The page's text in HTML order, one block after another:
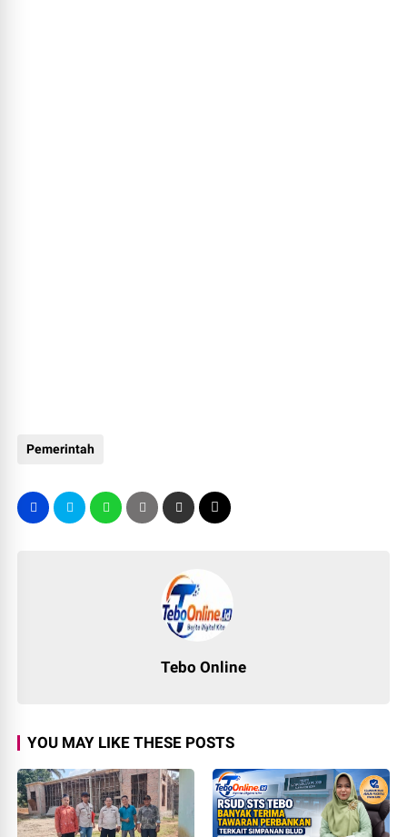
Pemerintah
Tebo Online
YOU MAY LIKE THESE POSTS